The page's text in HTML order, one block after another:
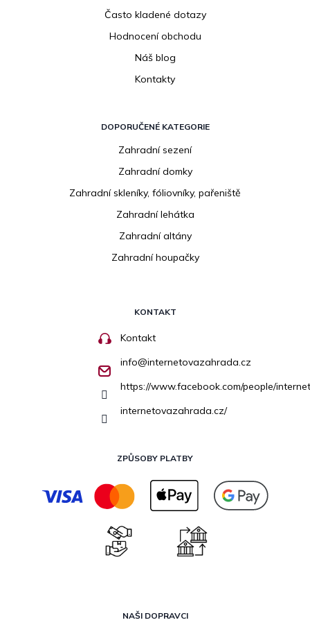
Často kladené dotazy
Hodnocení obchodu
Náš blog
Kontakty
DOPORUČENÉ KATEGORIE
Zahradní sezení
Zahradní domky
Zahradní skleníky, fóliovníky, pařeniště
Zahradní lehátka
Zahradní altány
Zahradní houpačky
KONTAKT
Kontakt
info@internetovazahrada.cz
https://www.facebook.com/people/
internetovazahrada.cz/
ZPŮSOBY PLATBY
NAŠI DOPRAVCI